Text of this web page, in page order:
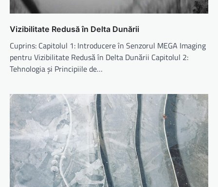
Vizibilitate Redusă în Delta Dunării
Cuprins: Capitolul 1: Introducere în Senzorul MEGA Imaging
pentru Vizibilitate Redusă în Delta Dunării Capitolul 2:
Tehnologia și Principiile de…